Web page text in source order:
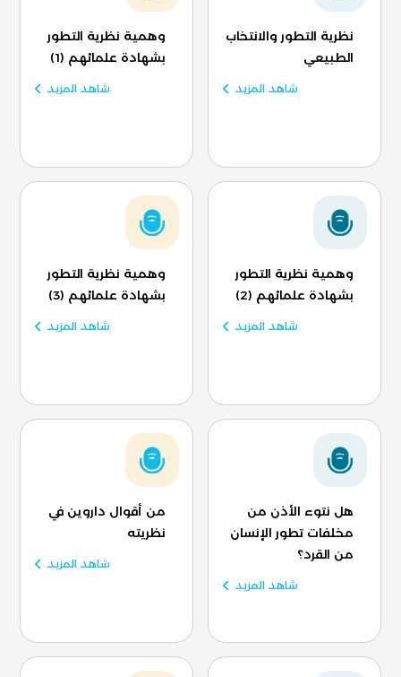
نظرية التطور والانتخاب
الطبيعي
شاهد المزيد
وهمية نظرية التطور
بشهادة علمائهم (1)
شاهد المزيد
وهمية نظرية التطور
بشهادة علمائهم (2)
شاهد المزيد
وهمية نظرية التطور
بشهادة علمائهم (3)
شاهد المزيد
هل نتوء الأذن من
مخلفات تطور الإنسان
من القرد؟
شاهد المزيد
من أقوال داروين في
نظريته
شاهد المزيد